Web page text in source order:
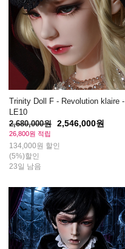
Trinity Doll F - Revolution klaire -
LE10
2,680,000원 2,546,000원
26,800원 적립
134,000원 할인
(5%)할인
23일 남음